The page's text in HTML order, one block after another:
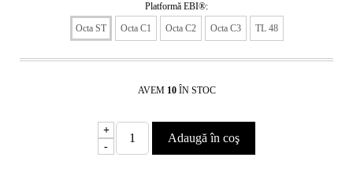
Platformă EBI®:
Octa ST
Octa C1 Octa C2 Octa C3 TL 48
AVEM 10 ÎN STOC
+
-